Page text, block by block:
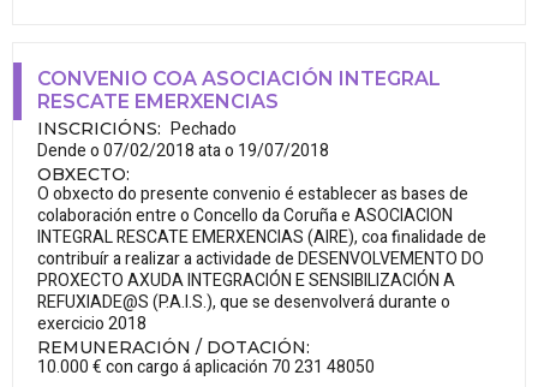
CONVENIO COA ASOCIACIÓN INTEGRAL
RESCATE EMERXENCIAS
INSCRICIÓNS: Pechado
Dende o 07/02/2018 ata o 19/07/2018
OBXECTO:
O obxecto do presente convenio é establecer as bases de
colaboración entre o Concello da Coruña e ASOCIACION
INTEGRAL RESCATE EMERXENCIAS (AIRE), coa finalidade de
contribuír a realizar a actividade de DESENVOLVEMENTO DO
PROXECTO AXUDA INTEGRACIÓN E SENSIBILIZACIÓN A
REFUXIADE@S (P.A.I.S.), que se desenvolverá durante o
exercicio 2018
REMUNERACIÓN / DOTACIÓN:
10.000 € con cargo á aplicación 70 231 48050